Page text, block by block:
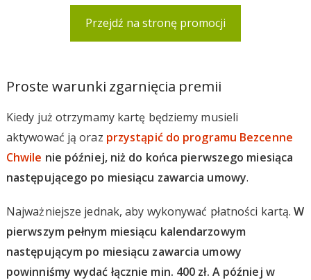
Przejdź na stronę promocji
Proste warunki zgarnięcia premii
Kiedy już otrzymamy kartę będziemy musieli
aktywować ją oraz przystąpić do programu Bezcenne
Chwile nie później, niż do końca pierwszego miesiąca
następującego po miesiącu zawarcia umowy.
Najważniejsze jednak, aby wykonywać płatności kartą.W
pierwszym pełnym miesiącu kalendarzowym
następującym po miesiącu zawarcia umowy
powinniśmy wydać łącznie min. 400 zł. A później w